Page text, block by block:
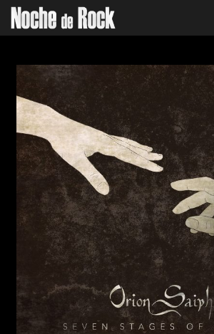
Categorías
Agenda
Foro
Contacto
Acerca de